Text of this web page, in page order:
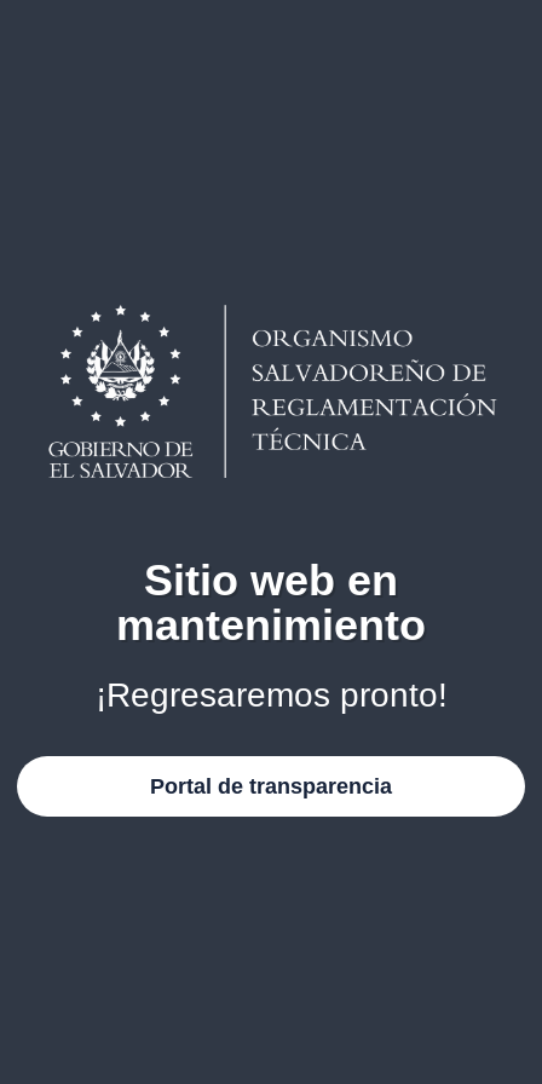
Sitio web en
mantenimiento
¡Regresaremos pronto!
Portal de transparencia